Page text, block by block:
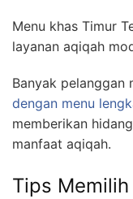
Menu khas Timur
layanan aqiqah
Banyak pelanggan
dengan menu
memberikan
manfaat aqiqah.
Tips